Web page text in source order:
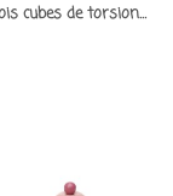
Jouet en bois cubes de torsion Animaux - Tender...